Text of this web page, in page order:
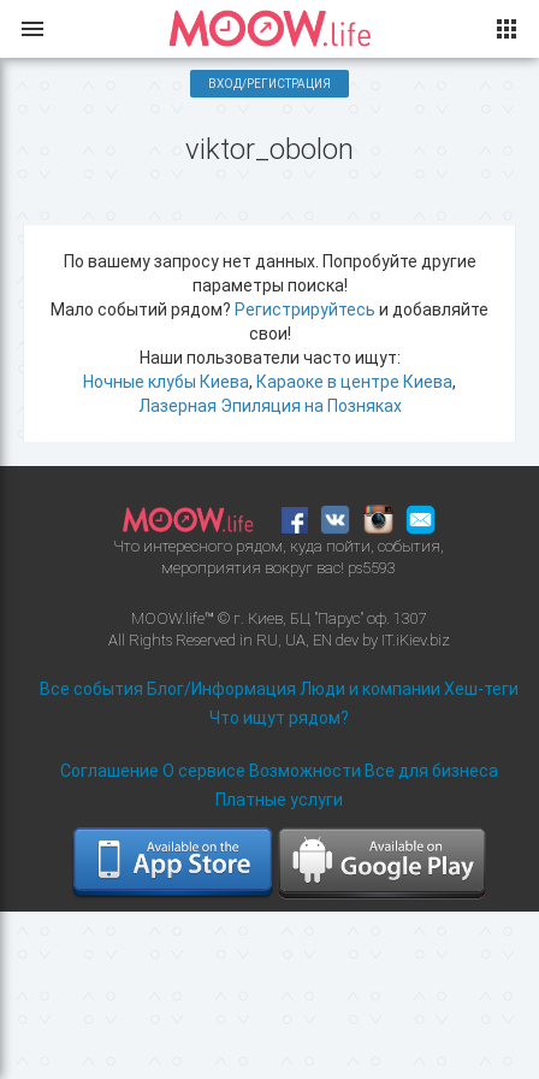
ВХОД/РЕГИСТРАЦИЯ
viktor_obolon
По вашему запросу нет данных. Попробуйте другие
параметры поиска!
Мало событий рядом? Регистрируйтесь и добавляйте
свои!
Наши пользователи часто ищут:
Ночные клубы Киева, Караоке в центре Киева,
Лазерная Эпиляция на Позняках
Что интересного рядом, куда пойти, события,
мероприятия вокруг вас! ps5593
MOOW.life™ © г. Киев, БЦ "Парус" оф. 1307
All Rights Reserved in RU, UA, EN dev by IT.iKiev.biz
Все события Блог/Информация Люди и компании Хеш-теги
Что ищут рядом?
Соглашение О сервисе Возможности Все для бизнеса
Платные услуги